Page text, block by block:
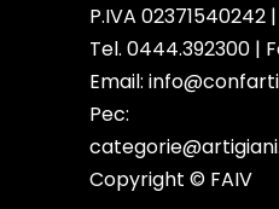
P.IVA 02371540242
Tel. 0444.392300 |
Email:
Pec:
Copyright © FAIV